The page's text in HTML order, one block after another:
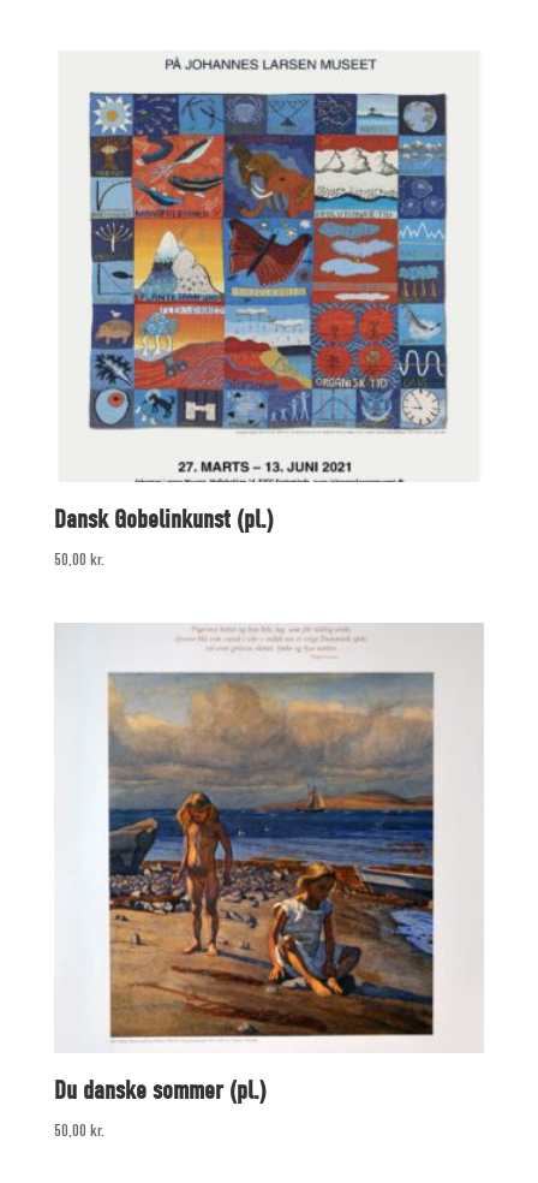
Dansk Gobelinkunst (pl.)
50,00 kr.
Du danske sommer (pl.)
50,00 kr.